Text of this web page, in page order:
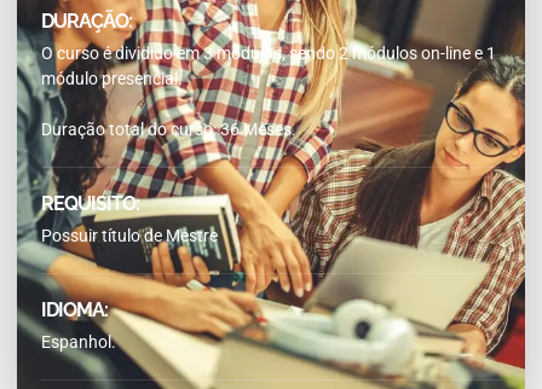
DURAÇÃO:
O curso é dividido em 3 módulos, sendo 2 módulos on-line e 1
módulo presencial.
Duração total do curso: 36 Meses.
REQUISITO:
Possuir título de Mestre
IDIOMA:
Espanhol.